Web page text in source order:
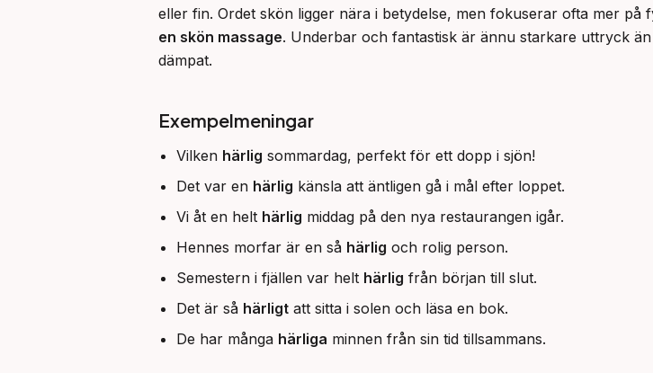
eller fin. Ordet skön ligger nära i betydelse, men fokuserar ofta mer på
en skön massage. Underbar och fantastisk är ännu starkare uttryck
dämpat.
Exempelmeningar
Vilken härlig sommardag, perfekt för ett dopp i sjön!
Det var en härlig känsla att äntligen gå i mål efter loppet.
Vi åt en helt härlig middag på den nya restaurangen igår.
Hennes morfar är en så härlig och rolig person.
Semestern i fjällen var helt härlig från början till slut.
Det är så härligt att sitta i solen och läsa en bok.
De har många härliga minnen från sin tid tillsammans.